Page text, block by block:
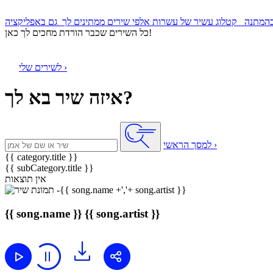
כל השירים שכבר הורדת מחכים לך כאן!
לשירים שלי ›
איזה שיר בא לך?
למסך הראשי ›
{{ category.title }}
{{ subCategory.title }}
אין תוצאות
{{ song.name }} {{ song.artist }}